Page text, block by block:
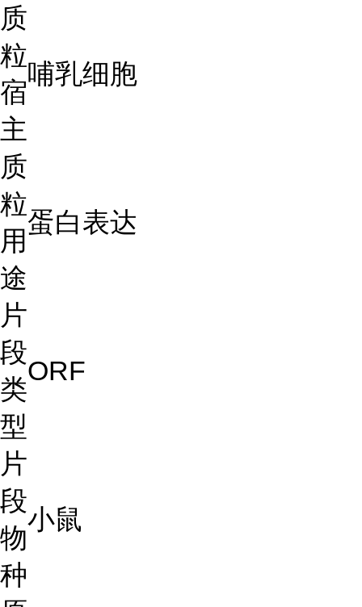
质
粒
宿
主
哺乳细胞
质
粒
用
途
蛋白表达
片
段
类
型
ORF
片
段
物
种
小鼠